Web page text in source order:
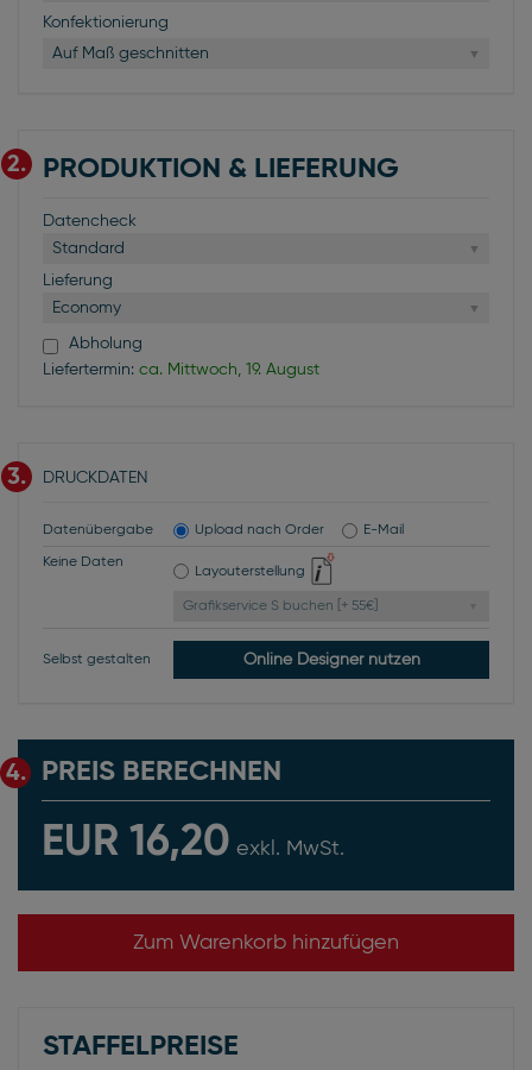
Konfektionierung
Auf Maß geschnitten
2. PRODUKTION & LIEFERUNG
Datencheck
Standard
Lieferung
Economy
Abholung
Liefertermin: ca. Mittwoch, 19. August
3. DRUCKDATEN
Datenübergabe Upload nach Order E-Mail
Keine Daten
Layouterstellung
Grafikservice S buchen [+ 55€]
Selbst gestalten Online Designer nutzen
4. PREIS BERECHNEN
EUR 16,20 exkl. MwSt.
Zum Warenkorb hinzufügen
STAFFELPREISE